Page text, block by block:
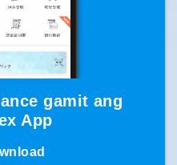
gamit ang
App